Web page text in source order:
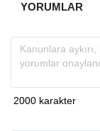
YORUMLAR